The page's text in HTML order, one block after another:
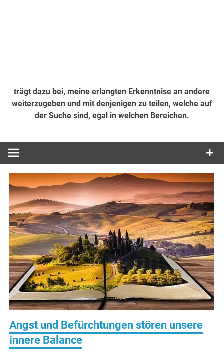
trägt dazu bei, meine erlangten Erkenntnise an andere
weiterzugeben und mit denjenigen zu teilen, welche auf
der Suche sind, egal in welchen Bereichen.
Angst und Befürchtungen stören unsere
innere Balance